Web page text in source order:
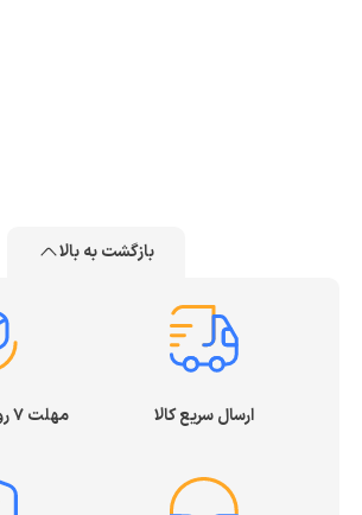
بازگشت به بالا
ارسال سریع کالا مهلت ۷ روز بازگشت کالا